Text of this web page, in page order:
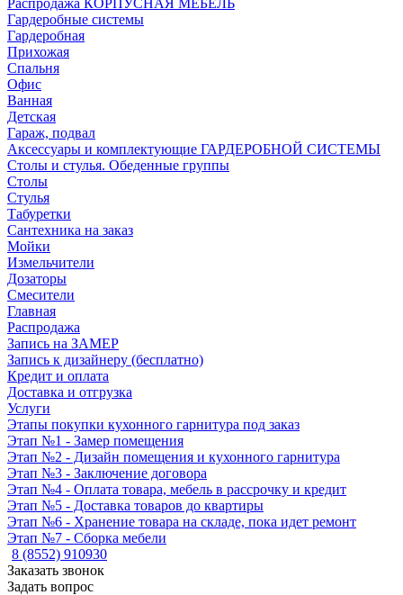
Распродажа КОРПУСНАЯ МЕБЕЛЬ
Гардеробные системы
Гардеробная
Прихожая
Спальня
Офис
Ванная
Детская
Гараж, подвал
Аксессуары и комплектующие ГАРДЕРОБНОЙ СИСТЕМЫ
Столы и стулья. Обеденные группы
Столы
Стулья
Табуретки
Сантехника на заказ
Мойки
Измельчители
Дозаторы
Смесители
Главная
Распродажа
Запись на ЗАМЕР
Запись к дизайнеру (бесплатно)
Кредит и оплата
Доставка и отгрузка
Услуги
Этапы покупки кухонного гарнитура под заказ
Этап №1 - Замер помещения
Этап №2 - Дизайн помещения и кухонного гарнитура
Этап №3 - Заключение договора
Этап №4 - Оплата товара, мебель в рассрочку и кредит
Этап №5 - Доставка товаров до квартиры
Этап №6 - Хранение товара на складе, пока идет ремонт
Этап №7 - Сборка мебели
8 (8552) 910930
Заказать звонок
Задать вопрос